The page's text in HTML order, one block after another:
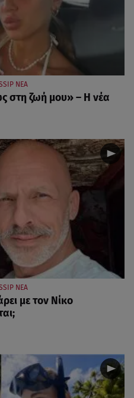
ΝΕΑ
στη ζωή μου» – Η νέα
ΝΕΑ
με τον Νίκο